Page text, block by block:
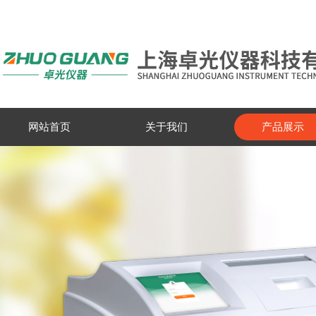
网站首页 关于我们 产品展示